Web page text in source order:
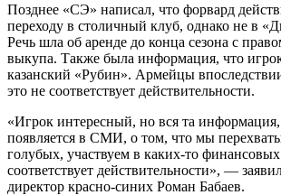
Позднее «СЭ» написал, что форвард
переходу в столичный клуб, однако не в
Речь шла об аренде до конца сезона с
выкупа. Также была информация, что
казанский «Рубин». Армейцы
это не соответствует действительности.
«Игрок интересный, но вся та информация,
появляется в СМИ, о том, что мы
голубых, участвуем в каких-то
соответствует действительности», —
директор красно-синих Роман Бабаев.